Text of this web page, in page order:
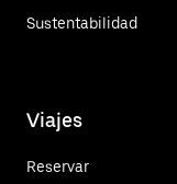
Sustentabilidad
Viajes
Reservar